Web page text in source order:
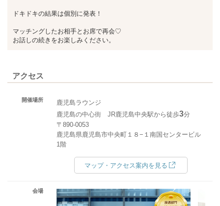
ドキドキの結果は個別に発表！
マッチングしたお相手とお席で再会♡
お話しの続きをお楽しみください。
アクセス
開催場所
鹿児島ラウンジ
鹿児島の中心街 JR鹿児島中央駅から徒歩3分
〒890-0053
鹿児島県鹿児島市中央町１８−１南国センタービル
1階
マップ・アクセス案内を見る
会場